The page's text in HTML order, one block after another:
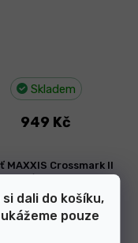
dali do košíku,
pouze
Skladem
949 Kč
MAXXIS Crossmark II
57-622 60 TPI